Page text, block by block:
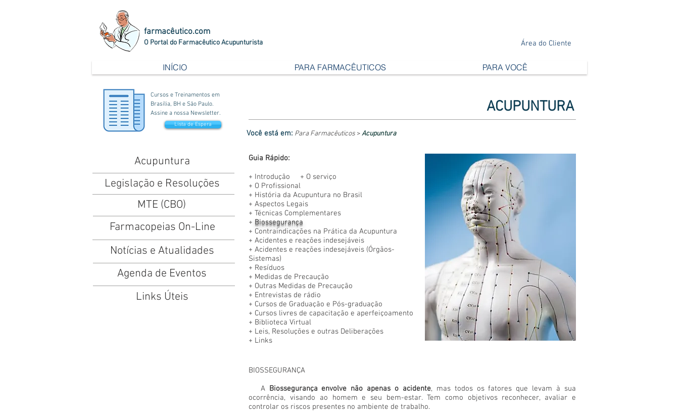
farmacêutico.com
O Portal do Farmacêutico Acupunturista Área do Cliente
INÍCIO PARA FARMACÊUTICOS PARA VOCÊ
Cursos e Treinamentos em
Brasília, BH e São Paulo.
Assine a nossa Newsletter.
Lista de Espera
Acupuntura
Legislação e Resoluções
MTE (CBO)
Farmacopeias On-Line
Notícias e Atualidades
Agenda de Eventos
Links Úteis
ACUPUNTURA
Você está em: Para Farmacêuticos >Acupuntura
Guia Rápido:
+ Introdução + O serviço
+ O Profissional
+ História da Acupuntura no Brasil
+ Aspectos Legais
+ Técnicas Complementares
+ Biossegurança
+ Contraindicações na Prática da Acupuntura
+ Acidentes e reações indesejáveis
+ Acidentes e reações indesejáveis (Órgãos-
Sistemas)
+ Resíduos
+ Medidas de Precaução
+ Outras Medidas de Precaução
+ Entrevistas de rádio
+ Cursos de Graduação e Pós-graduação
+ Cursos livres de capacitação e aperfeiçoamento
+ Biblioteca Virtual
+ Leis, Resoluções e outras Deliberações
+ Links
BIOSSEGURANÇA
A Biossegurança envolve não apenas o acidente, mas todos os fatores que levam à sua
ocorrência, visando ao homem e seu bem-estar. Tem como objetivos reconhecer, avaliar e
controlar os riscos presentes no ambiente de trabalho.